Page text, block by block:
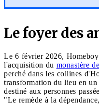
Le foyer des
Le 6 février 2026,
l'acquisition du monastère
perché dans les collines
transformation du lieu en
destiné aux personnes
"Le remède à la